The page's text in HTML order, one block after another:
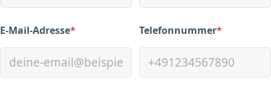
E-Mail-Adresse*
(required) Telefonnummer*
(required)